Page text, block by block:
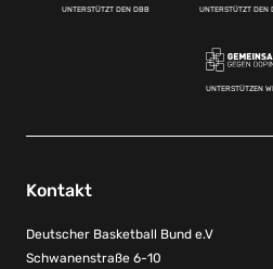
UNTERSTÜTZT DEN DBB UNTERSTÜTZT DEN
UNTERSTÜTZEN
Kontakt
Deutscher Basketball Bund e.V
Schwanenstraße 6-10